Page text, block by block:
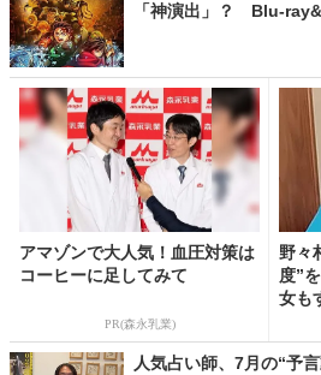
「神演出」？ Blu-
アマゾンで大人気！血圧対策は
コーヒーに足してみて
PR(森永乳業)
野々
度”
女も
人気占い師、7月の“予